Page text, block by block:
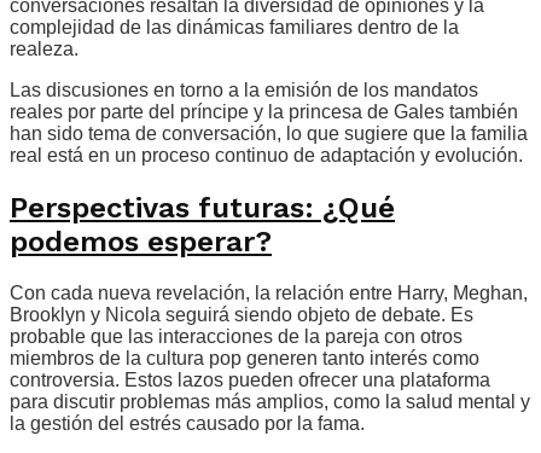
conversaciones resaltan la diversidad de opiniones y la
complejidad de las dinámicas familiares dentro de la
realeza.
Las discusiones en torno a la emisión de los mandatos
reales por parte del príncipe y la princesa de Gales también
han sido tema de conversación, lo que sugiere que la familia
real está en un proceso continuo de adaptación y evolución.
Perspectivas futuras: ¿Qué
podemos esperar?
Con cada nueva revelación, la relación entre Harry, Meghan,
Brooklyn y Nicola seguirá siendo objeto de debate. Es
probable que las interacciones de la pareja con otros
miembros de la cultura pop generen tanto interés como
controversia. Estos lazos pueden ofrecer una plataforma
para discutir problemas más amplios, como la salud mental y
la gestión del estrés causado por la fama.